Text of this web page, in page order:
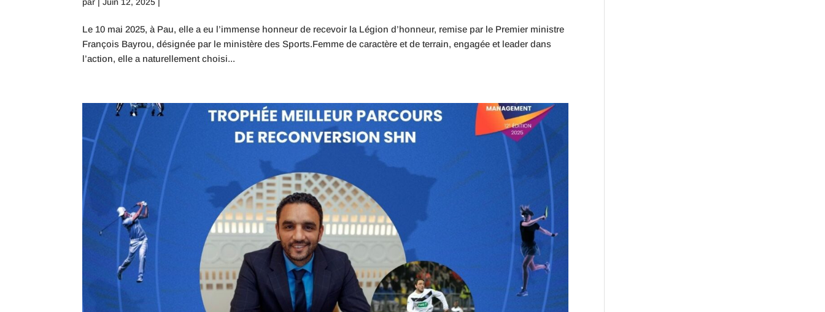
Le 10 mai 2025, à Pau, elle a eu l’immense honneur de recevoir la Légion d’honneur, remise par le Premier ministre
François Bayrou, désignée par le ministère des Sports.Femme de caractère et de terrain, engagée et leader dans
l’action, elle a naturellement choisi...